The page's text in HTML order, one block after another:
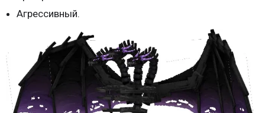
Агрессивный.